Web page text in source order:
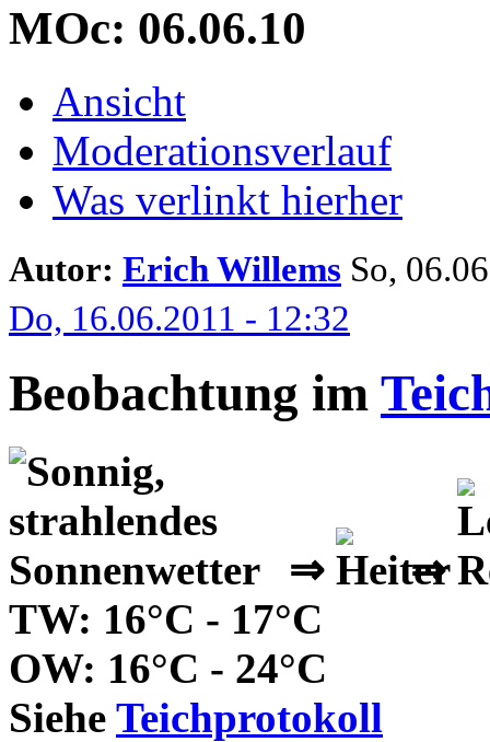
MOc: 06.06.10
Ansicht
Moderationsverlauf
Was verlinkt hierher
Autor: Erich Willems So,
Do, 16.06.2011 - 12:32
Beobachtung im
⇒
⇒
TW: 16°C - 17°C
OW: 16°C - 24°C
Siehe Teichprotokoll